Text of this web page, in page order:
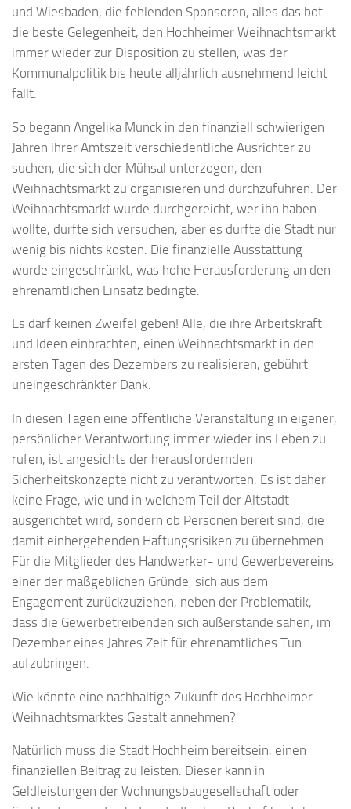
und Wiesbaden, die fehlenden Sponsoren, alles das bot
die beste Gelegenheit, den Hochheimer Weihnachtsmarkt
immer wieder zur Disposition zu stellen, was der
Kommunalpolitik bis heute alljährlich ausnehmend leicht
fällt.
So begann Angelika Munck in den finanziell schwierigen
Jahren ihrer Amtszeit verschiedentliche Ausrichter zu
suchen, die sich der Mühsal unterzogen, den
Weihnachtsmarkt zu organisieren und durchzuführen. Der
Weihnachtsmarkt wurde durchgereicht, wer ihn haben
wollte, durfte sich versuchen, aber es durfte die Stadt nur
wenig bis nichts kosten. Die finanzielle Ausstattung
wurde eingeschränkt, was hohe Herausforderung an den
ehrenamtlichen Einsatz bedingte.
Es darf keinen Zweifel geben! Alle, die ihre Arbeitskraft
und Ideen einbrachten, einen Weihnachtsmarkt in den
ersten Tagen des Dezembers zu realisieren, gebührt
uneingeschränkter Dank.
In diesen Tagen eine öffentliche Veranstaltung in eigener,
persönlicher Verantwortung immer wieder ins Leben zu
rufen, ist angesichts der herausfordernden
Sicherheitskonzepte nicht zu verantworten. Es ist daher
keine Frage, wie und in welchem Teil der Altstadt
ausgerichtet wird, sondern ob Personen bereit sind, die
damit einhergehenden Haftungsrisiken zu übernehmen.
Für die Mitglieder des Handwerker- und Gewerbevereins
einer der maßgeblichen Gründe, sich aus dem
Engagement zurückzuziehen, neben der Problematik,
dass die Gewerbetreibenden sich außerstande sahen, im
Dezember eines Jahres Zeit für ehrenamtliches Tun
aufzubringen.
Wie könnte eine nachhaltige Zukunft des Hochheimer
Weihnachtsmarktes Gestalt annehmen?
Natürlich muss die Stadt Hochheim bereitsein, einen
finanziellen Beitrag zu leisten. Dieser kann in
Geldleistungen der Wohnungsbaugesellschaft oder